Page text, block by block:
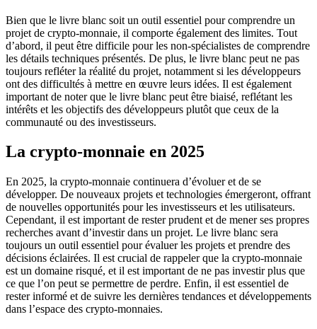
Bien que le livre blanc soit un outil essentiel pour comprendre un
projet de crypto-monnaie, il comporte également des limites. Tout
d’abord, il peut être difficile pour les non-spécialistes de comprendre
les détails techniques présentés. De plus, le livre blanc peut ne pas
toujours refléter la réalité du projet, notamment si les développeurs
ont des difficultés à mettre en œuvre leurs idées. Il est également
important de noter que le livre blanc peut être biaisé, reflétant les
intérêts et les objectifs des développeurs plutôt que ceux de la
communauté ou des investisseurs.
La crypto-monnaie en 2025
En 2025, la crypto-monnaie continuera d’évoluer et de se
développer. De nouveaux projets et technologies émergeront, offrant
de nouvelles opportunités pour les investisseurs et les utilisateurs.
Cependant, il est important de rester prudent et de mener ses propres
recherches avant d’investir dans un projet. Le livre blanc sera
toujours un outil essentiel pour évaluer les projets et prendre des
décisions éclairées. Il est crucial de rappeler que la crypto-monnaie
est un domaine risqué, et il est important de ne pas investir plus que
ce que l’on peut se permettre de perdre. Enfin, il est essentiel de
rester informé et de suivre les dernières tendances et développements
dans l’espace des crypto-monnaies.